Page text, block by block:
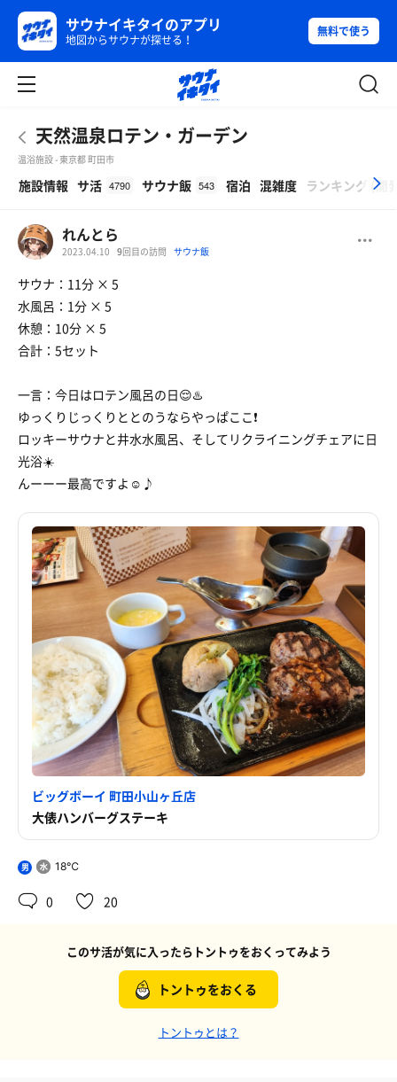
サウナイキタイのアプリ
地図からサウナが探せる！
無料で使う
天然温泉ロテン・ガーデン
温浴施設 - 東京都 町田市
施設情報 サ活 4790 サウナ飯 543 宿泊 混雑度 ランキング (開
れんとら
2023.04.10 9回目の訪問 サウナ飯
サウナ：11分 × 5
水風呂：1分 × 5
休憩：10分 × 5
合計：5セット
一言：今日はロテン風呂の日😌♨️
ゆっくりじっくりととのうならやっぱここ❗
ロッキーサウナと井水水風呂、そしてリクライニングチェアに日
光浴☀️
んーーー最高ですよ☺️♪
ビッグボーイ 町田小山ヶ丘店
大俵ハンバーグステーキ
男 18℃
0 20
このサ活が気に入ったらトントゥをおくってみよう
トントゥをおくる
トントゥとは？